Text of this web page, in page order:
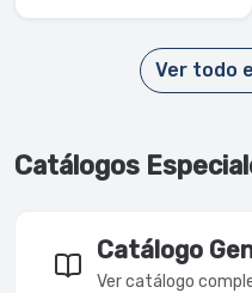
Ver todo
Catálogos
Catálogo
Ver catálogo